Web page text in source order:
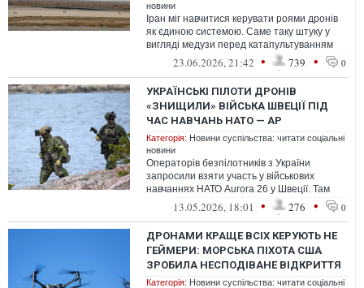
новини
Іран міг навчитися керувати роями дронів
як єдиною системою. Саме таку штуку у
вигляді медузи перед катапультуванням
побачив пілот збитого F-15
23.06.2026, 21:42 • 739 • 0
УКРАЇНСЬКІ ПІЛОТИ ДРОНІВ
«ЗНИЩИЛИ» ВІЙСЬКА ШВЕЦІЇ ПІД
ЧАС НАВЧАНЬ НАТО — AP
Категорія: Новини суспільства: читати соціальні
новини
Операторів безпілотників з України
запросили взяти участь у військових
навчаннях НАТО Aurora 26 у Швеції. Там
вони «знищили» шведські війська.
13.05.2026, 18:01 • 276 • 0
ДРОНАМИ КРАЩЕ ВСІХ КЕРУЮТЬ НЕ
ГЕЙМЕРИ: МОРСЬКА ПІХОТА США
ЗРОБИЛА НЕСПОДІВАНЕ ВІДКРИТТЯ
Категорія: Новини суспільства: читати соціальні